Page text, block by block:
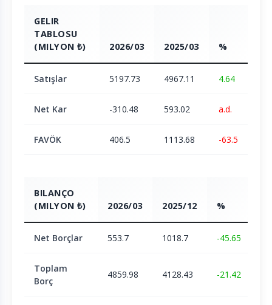
GELIR
TABLOSU
(MILYON ₺)
2026/03 2025/03 %
Satışlar 5197.73 4967.11 4.64
Net Kar -310.48 593.02 a.d.
FAVÖK 406.5 1113.68 -63.5
BILANÇO
(MILYON ₺)
2026/03 2025/12 %
Net Borçlar 553.7 1018.7 -45.65
Toplam
Borç
4859.98 4128.43 -21.42